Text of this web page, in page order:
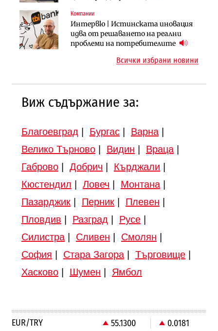
Компании
Интервю | Истинската иновация
идва от решаването на реални
проблеми на потребителите
Инфраструктура
АПИ възложи промяната на
парцеларния план за
Инфраструктура
Вторият мост над Варненското
езеро става част от бъдещата
Всички избрани новини
Виж съдържание за:
Благоевград Бургас| Варна|
Велико Търново| Видин Враца|
Габрово| Добрич Кърджали
Кюстендил
Ловеч Монтана|
Пазарджик| Перник| Плевен
Пловдив
Разград Русе|
Силистра| Сливен Смолян
София
Стара Загора| Търговище|
Хасково| Шумен Ямбол
EUR/TRY 55.1300
0.0181